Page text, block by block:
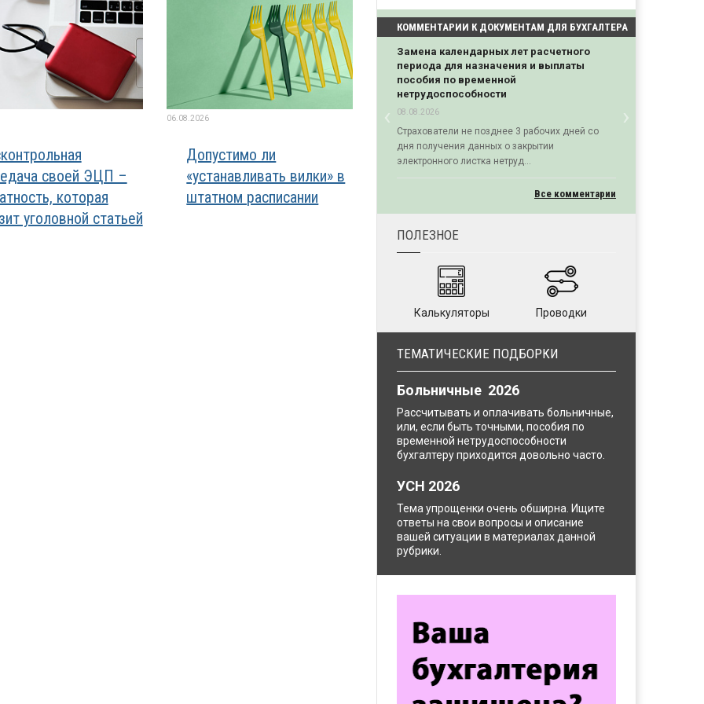
своей ЭЦП –
которая
уголовной статьей
06.08.2026
Допустимо ли
«устанавливать вилки» в
штатном расписании
КОММЕНТАРИИ К ДОКУМЕНТАМ ДЛЯ БУХГАЛТЕРА
Замена календарных лет расчетного
периода для назначения и выплаты
пособия по временной
нетрудоспособности
08.08.2026
Страхователи не позднее 3 рабочих дней со
дня получения данных о закрытии
электронного листка нетруд...
‹Previous ›Next
Все комментарии
ПОЛЕЗНОЕ
Калькуляторы Проводки
ТЕМАТИЧЕСКИЕ ПОДБОРКИ
Больничные 2026
Рассчитывать и оплачивать больничные,
или, если быть точными, пособия по
временной нетрудоспособности
бухгалтеру приходится довольно часто.
УСН 2026
Тема упрощенки очень обширна. Ищите
ответы на свои вопросы и описание
вашей ситуации в материалах данной
рубрики.